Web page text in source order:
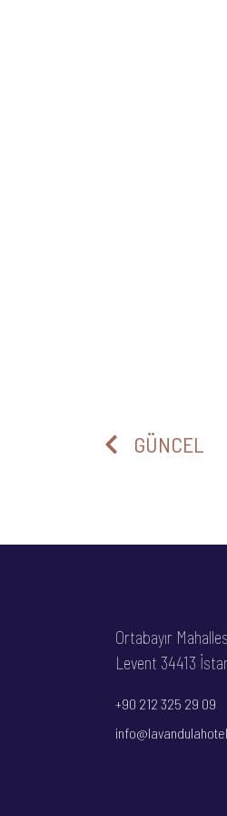
GÜNCEL
Ortabayır
Levent 34413
+90 212 325 29 09
info@lavandulahotel